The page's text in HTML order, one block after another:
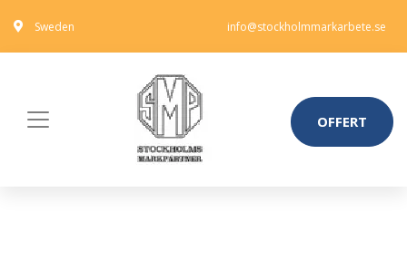
Sweden info@stockholmmarkarbete.se
OFFERT